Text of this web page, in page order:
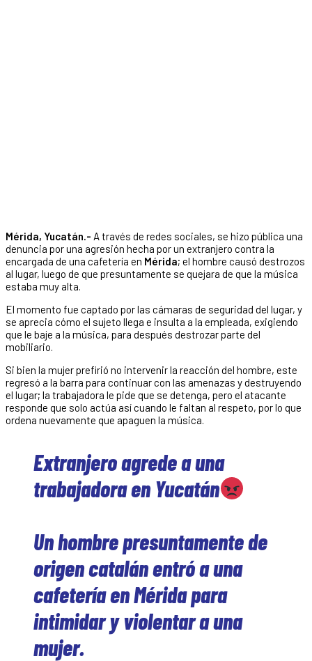
Mérida, Yucatán.- A través de redes sociales, se hizo pública una
denuncia por una agresión hecha por un extranjero contra la
encargada de una cafetería en Mérida; el hombre causó destrozos
al lugar, luego de que presuntamente se quejara de que la música
estaba muy alta.
El momento fue captado por las cámaras de seguridad del lugar, y
se aprecia cómo el sujeto llega e insulta a la empleada, exigiendo
que le baje a la música, para después destrozar parte del
mobiliario.
Si bien la mujer prefirió no intervenir la reacción del hombre, este
regresó a la barra para continuar con las amenazas y destruyendo
el lugar; la trabajadora le pide que se detenga, pero el atacante
responde que solo actúa así cuando le faltan al respeto, por lo que
ordena nuevamente que apaguen la música.
Extranjero agrede a una
trabajadora en Yucatán
Un hombre presuntamente de
origen catalán entró a una
cafetería en Mérida para
intimidar y violentar a una
mujer.